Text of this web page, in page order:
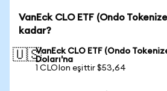
VanEck CLO ETF (Ondo
kadar?
🇺🇸VanEck CLO ETF (Ondo
Doları'na
1 CLOIon eşittir $53,64